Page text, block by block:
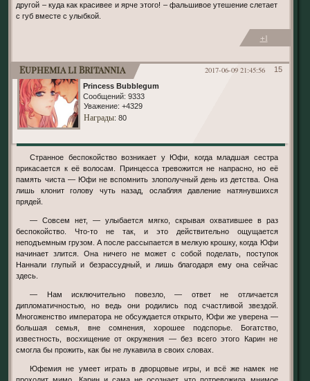
другой – куда как красивее и ярче этого! – фальшивое утешение слетает
с губ вместе с улыбкой.
+1
15
2017-06-09 21:45:56
Euphemia li Britannia
Princess Bubblegum
Сообщений: 9333
Уважение: +4329
Награды: 80
Странное беспокойство возникает у Юфи, когда младшая сестра
прикасается к её волосам. Принцесса тревожится не напрасно, но её
память чиста — Юфи не вспомнить злополучный день из детства. Она
лишь клонит голову чуть назад, ослабляя давление натянувшихся
прядей.
— Совсем нет, — улыбается мягко, скрывая охватившее в раз
беспокойство. Что-то не так, и это действительно ощущается
неподъемным грузом. А после рассыпается в мелкую крошку, когда Юфи
начинает злится. Она ничего не может с собой поделать, поступок
Наннали глупый и безрассудный, и лишь благодаря ему она сейчас
здесь.
— Нам исключительно повезло, — ответ не отличается
дипломатичностью, но ведь они родились под счастливой звездой.
Многоженство императора не обсуждается открыто, Юфи же уверена —
большая семья, вне сомнения, хорошее подспорье. Богатство,
известность, восхищение от окружения — без всего этого Карин не
смогла бы прожить, как бы не лукавила в своих словах.
Юфемия не умеет играть в дворцовые игры, и всё же намек не